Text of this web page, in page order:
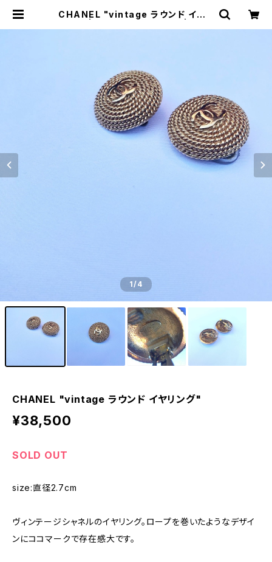
CHANEL "vintage ラウンド イヤリ
1/4
CHANEL "vintage ラウンド イヤリング"
¥38,500
SOLD OUT
size:直径2.7cm
ヴィンテージシャネルのイヤリング。ロープを巻いたようなデザイ
ンにココマークで存在感大です。